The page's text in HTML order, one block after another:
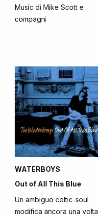
Music di Mike Scott e
compagni
WATERBOYS
Out of All This Blue
Un ambiguo celtic-soul
modifica ancora una volta